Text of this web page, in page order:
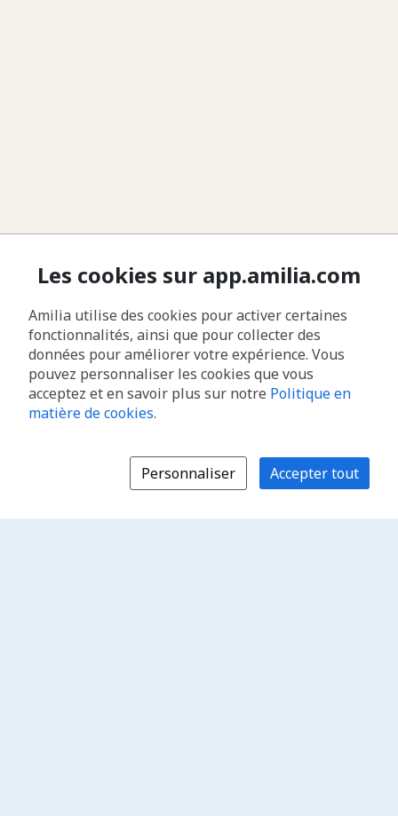
Les cookies sur app.amilia.com
Amilia utilise des cookies pour activer certaines
fonctionnalités, ainsi que pour collecter des
données pour améliorer votre expérience. Vous
pouvez personnaliser les cookies que vous
acceptez et en savoir plus sur notre Politique en
matière de cookies.
Personnaliser Accepter tout